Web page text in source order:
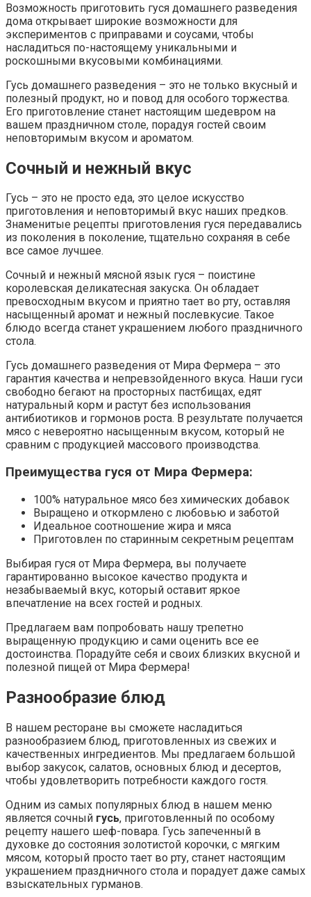
Возможность приготовить гуся домашнего разведения
дома открывает широкие возможности для
экспериментов с приправами и соусами, чтобы
насладиться по-настоящему уникальными и
роскошными вкусовыми комбинациями.
Гусь домашнего разведения – это не только вкусный и
полезный продукт, но и повод для особого торжества.
Его приготовление станет настоящим шедевром на
вашем праздничном столе, порадуя гостей своим
неповторимым вкусом и ароматом.
Сочный и нежный вкус
Гусь – это не просто еда, это целое искусство
приготовления и неповторимый вкус наших предков.
Знаменитые рецепты приготовления гуся передавались
из поколения в поколение, тщательно сохраняя в себе
все самое лучшее.
Сочный и нежный мясной язык гуся – поистине
королевская деликатесная закуска. Он обладает
превосходным вкусом и приятно тает во рту, оставляя
насыщенный аромат и нежный послевкусие. Такое
блюдо всегда станет украшением любого праздничного
стола.
Гусь домашнего разведения от Мира Фермера – это
гарантия качества и непревзойденного вкуса. Наши гуси
свободно бегают на просторных пастбищах, едят
натуральный корм и растут без использования
антибиотиков и гормонов роста. В результате получается
мясо с невероятно насыщенным вкусом, который не
сравним с продукцией массового производства.
Преимущества гуся от Мира Фермера:
100% натуральное мясо без химических добавок
Выращено и откормлено с любовью и заботой
Идеальное соотношение жира и мяса
Приготовлен по старинным секретным рецептам
Выбирая гуся от Мира Фермера, вы получаете
гарантированно высокое качество продукта и
незабываемый вкус, который оставит яркое
впечатление на всех гостей и родных.
Предлагаем вам попробовать нашу трепетно
выращенную продукцию и сами оценить все ее
достоинства. Порадуйте себя и своих близких вкусной и
полезной пищей от Мира Фермера!
Разнообразие блюд
В нашем ресторане вы сможете насладиться
разнообразием блюд, приготовленных из свежих и
качественных ингредиентов. Мы предлагаем большой
выбор закусок, салатов, основных блюд и десертов,
чтобы удовлетворить потребности каждого гостя.
Одним из самых популярных блюд в нашем меню
является сочный гусь, приготовленный по особому
рецепту нашего шеф-повара. Гусь запеченный в
духовке до состояния золотистой корочки, с мягким
мясом, который просто тает во рту, станет настоящим
украшением праздничного стола и порадует даже самых
взыскательных гурманов.